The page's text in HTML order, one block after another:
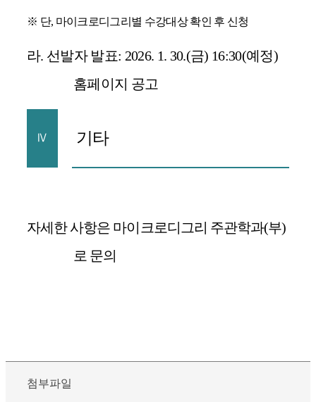
※ 단, 마이크로디그리별 수강대상 확인 후 신청
라. 선발자 발표: 2026. 1. 30.(금) 16:30(예정)
홈페이지 공고
Ⅳ 기타
자세한 사항은 마이크로디그리 주관학과(부)
로 문의
첨부파일